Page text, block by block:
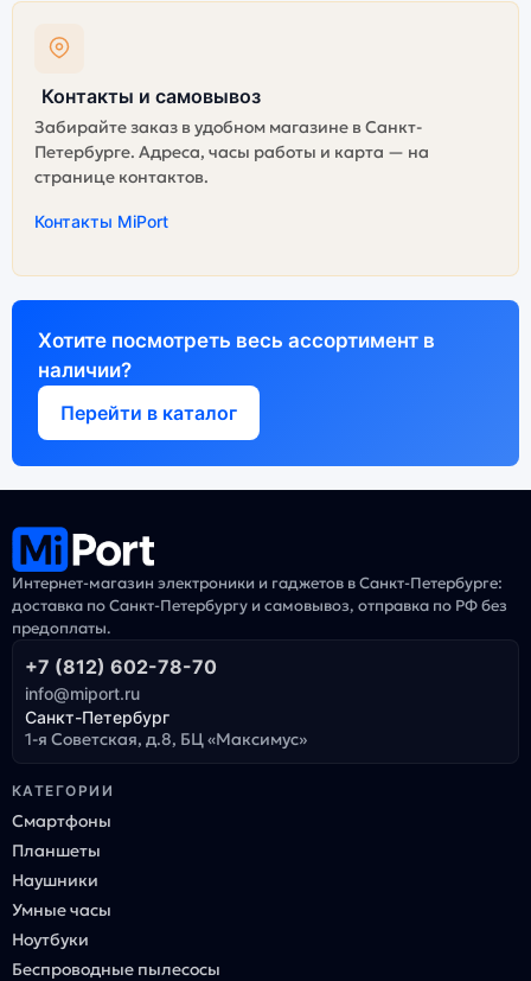
Контакты и самовывоз
Забирайте заказ в удобном магазине в Санкт-
Петербурге. Адреса, часы работы и карта — на
странице контактов.
Контакты MiPort
Хотите посмотреть весь ассортимент в
наличии?
Перейти в каталог
Интернет-магазин электроники и гаджетов в Санкт-Петербурге:
доставка по Санкт-Петербургу и самовывоз, отправка по РФ без
предоплаты.
+7 (812) 602-78-70
info@miport.ru
Санкт-Петербург
1-я Советская, д.8, БЦ «Максимус»
КАТЕГОРИИ
Смартфоны
Планшеты
Наушники
Умные часы
Ноутбуки
Беспроводные пылесосы